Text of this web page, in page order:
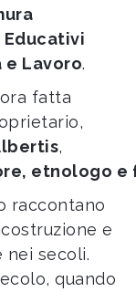
Educativi
e Lavoro.
fatta
,
, etnologo e
raccontano
e
nei secoli.
quando